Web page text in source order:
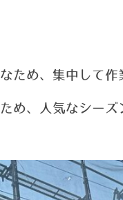
ため、 集中して作
め、人気なシーズ